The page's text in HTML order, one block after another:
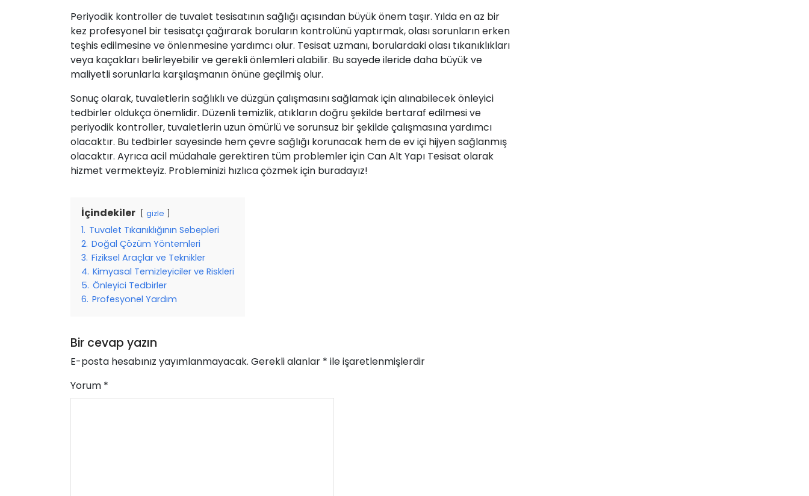
Periyodik kontroller de tuvalet tesisatının sağlığı açısından büyük önem taşır. Yılda en az bir
kez profesyonel bir tesisatçı çağırarak boruların kontrolünü yaptırmak, olası sorunların erken
teşhis edilmesine ve önlenmesine yardımcı olur. Tesisat uzmanı, borulardaki olası tıkanıklıkları
veya kaçakları belirleyebilir ve gerekli önlemleri alabilir. Bu sayede ileride daha büyük ve
maliyetli sorunlarla karşılaşmanın önüne geçilmiş olur.
Sonuç olarak, tuvaletlerin sağlıklı ve düzgün çalışmasını sağlamak için alınabilecek önleyici
tedbirler oldukça önemlidir. Düzenli temizlik, atıkların doğru şekilde bertaraf edilmesi ve
periyodik kontroller, tuvaletlerin uzun ömürlü ve sorunsuz bir şekilde çalışmasına yardımcı
olacaktır. Bu tedbirler sayesinde hem çevre sağlığı korunacak hem de ev içi hijyen sağlanmış
olacaktır. Ayrıca acil müdahale gerektiren tüm problemler için Can Alt Yapı Tesisat olarak
hizmet vermekteyiz. Probleminizi hızlıca çözmek için buradayız!
İçindekiler gizle
1. Tuvalet Tıkanıklığının Sebepleri
2. Doğal Çözüm Yöntemleri
3. Fiziksel Araçlar ve Teknikler
4. Kimyasal Temizleyiciler ve Riskleri
5. Önleyici Tedbirler
6. Profesyonel Yardım
Bir cevap yazın
E-posta hesabınız yayımlanmayacak. Gerekli alanlar * ile işaretlenmişlerdir
Yorum *